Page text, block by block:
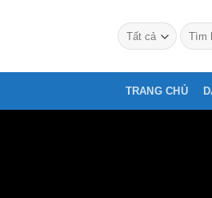
dung
Tìm
kiếm:
TRANG CHỦ